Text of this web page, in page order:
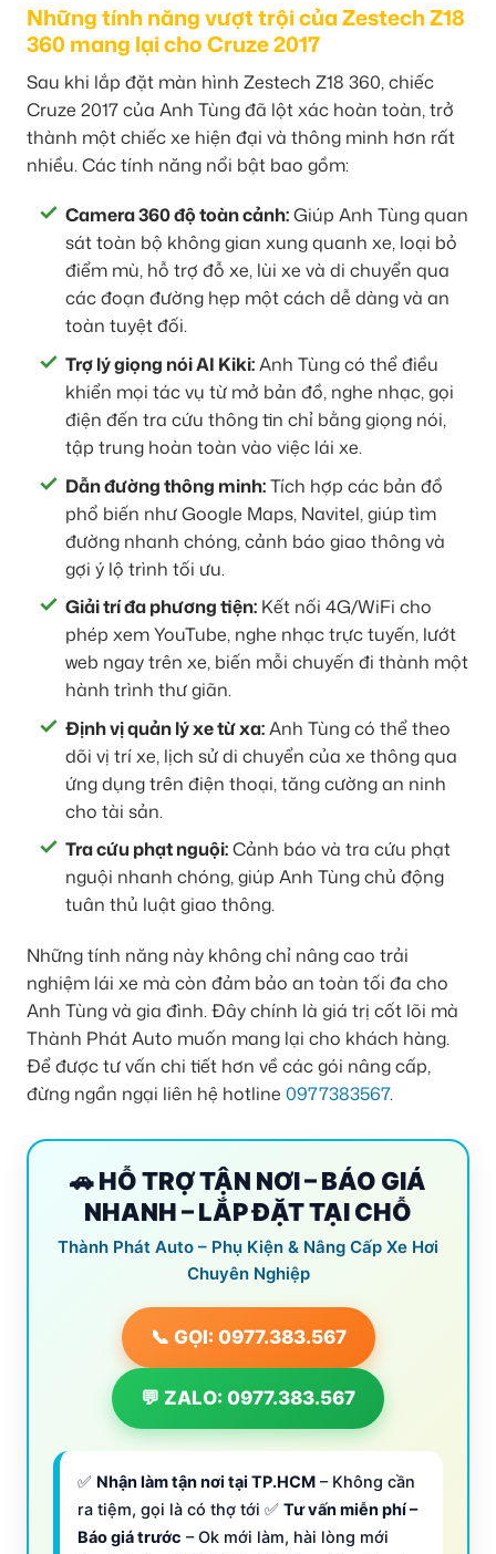
Những tính năng vượt trội của Zestech Z18
360 mang lại cho Cruze 2017
Sau khi lắp đặt màn hình Zestech Z18 360, chiếc
Cruze 2017 của Anh Tùng đã lột xác hoàn toàn, trở
thành một chiếc xe hiện đại và thông minh hơn rất
nhiều. Các tính năng nổi bật bao gồm:
Camera 360 độ toàn cảnh:Giúp Anh Tùng quan
sát toàn bộ không gian xung quanh xe, loại bỏ
điểm mù, hỗ trợ đỗ xe, lùi xe và di chuyển qua
các đoạn đường hẹp một cách dễ dàng và an
toàn tuyệt đối.
Trợ lý giọng nói AI Kiki:Anh Tùng có thể điều
khiển mọi tác vụ từ mở bản đồ, nghe nhạc, gọi
điện đến tra cứu thông tin chỉ bằng giọng nói,
tập trung hoàn toàn vào việc lái xe.
Dẫn đường thông minh:Tích hợp các bản đồ
phổ biến như Google Maps, Navitel, giúp tìm
đường nhanh chóng, cảnh báo giao thông và
gợi ý lộ trình tối ưu.
Giải trí đa phương tiện: Kết nối 4G/WiFi cho
phép xem YouTube, nghe nhạc trực tuyến, lướt
web ngay trên xe, biến mỗi chuyến đi thành một
hành trình thư giãn.
Định vị quản lý xe từ xa:Anh Tùng có thể theo
dõi vị trí xe, lịch sử di chuyển của xe thông qua
ứng dụng trên điện thoại, tăng cường an ninh
cho tài sản.
Tra cứu phạt nguội:Cảnh báo và tra cứu phạt
nguội nhanh chóng, giúp Anh Tùng chủ động
tuân thủ luật giao thông.
Những tính năng này không chỉ nâng cao trải
nghiệm lái xe mà còn đảm bảo an toàn tối đa cho
Anh Tùng và gia đình. Đây chính là giá trị cốt lõi mà
Thành Phát Auto muốn mang lại cho khách hàng.
Để được tư vấn chi tiết hơn về các gói nâng cấp,
đừng ngần ngại liên hệ hotline 0977383567.
🚗 HỖ TRỢ TẬN NƠI – BÁO GIÁ
NHANH – LẮP ĐẶT TẠI CHỖ
Thành Phát Auto – Phụ Kiện & Nâng Cấp Xe Hơi
Chuyên Nghiệp
📞 GỌI: 0977.383.567
💬 ZALO: 0977.383.567
✅ Nhận làm tận nơi tại TP.HCM – Không cần
ra tiệm, gọi là có thợ tới ✅ Tư vấn miễn phí –
Báo giá trước – Ok mới làm, hài lòng mới